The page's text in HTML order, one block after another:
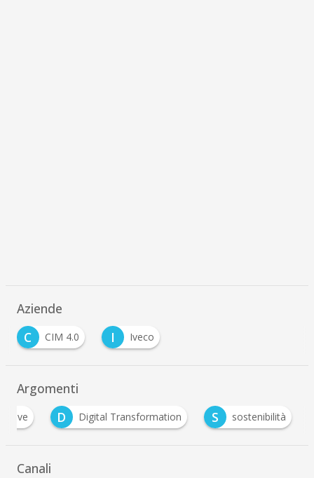
Aziende
C
CIM 4.0 I Iveco
Argomenti
D Digital Transformation S sostenibilità
Canali